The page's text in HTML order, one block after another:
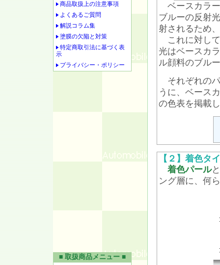
商品取扱上の注意事項
よくあるご質問
解説コラム集
塗膜の欠陥と対策
特定商取引法に基づく表
示
プライバシー・ポリシー
ベースカラー
ブルーの反射
射されるため
これに対して
光はベースカ
ル顔料のブル
それぞれのパ
うに、ベース
の色表を掲載
【２】着色タ
着色パール
ング層に、何
■ 取扱商品メニュー ■